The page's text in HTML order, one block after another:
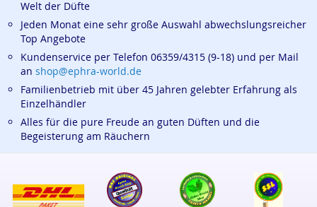
Welt der Düfte
Jeden Monat eine sehr große Auswahl abwechslungsreicher
Top Angebote
Kundenservice per Telefon 06359/4315 (9-18) und per Mail
an shop@ephra-world.de
Familienbetrieb mit über 45 Jahren gelebter Erfahrung als
Einzelhändler
Alles für die pure Freude an guten Düften und die
Begeisterung am Räuchern